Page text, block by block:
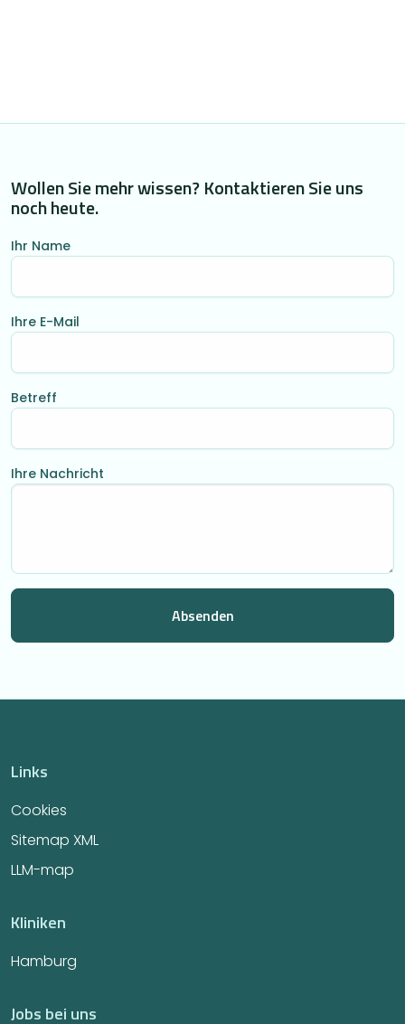
Wollen Sie mehr wissen? Kontaktieren Sie uns
noch heute.
Ihr Name
Ihre E-Mail
Betreff
Ihre Nachricht
Links
Cookies
Sitemap XML
LLM-map
Kliniken
Hamburg
Jobs bei uns